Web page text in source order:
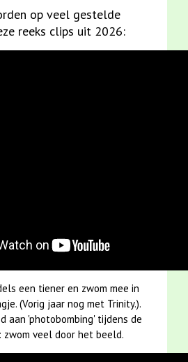
op veel gestelde
reeks clips uit 2026:
een tiener en zwom mee in
(Vorig jaar nog met Trinity.).
aan 'photobombing' tijdens de
veel door het beeld.